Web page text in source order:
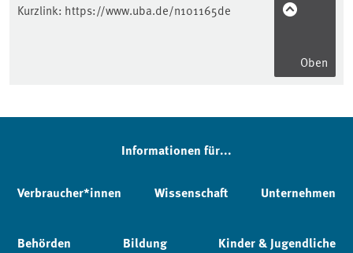
Kurzlink: https://www.uba.de/n101165de
Oben
Informationen für...
Verbraucher*innen Wissenschaft Unternehmen
Behörden Bildung Kinder & Jugendliche